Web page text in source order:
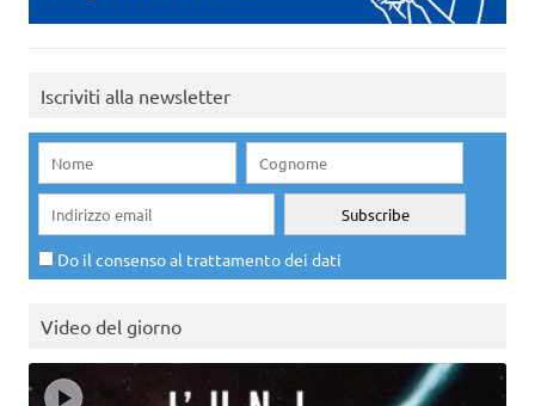
Iscriviti alla newsletter
Do il consenso al trattamento dei dati
Video del giorno